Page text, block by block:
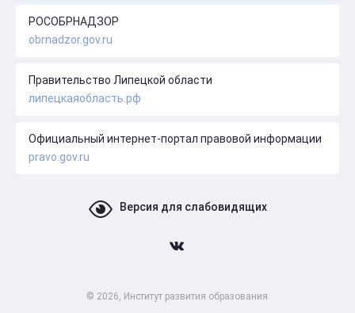
РОСОБРНАДЗОР
obrnadzor.gov.ru
Правительство Липецкой области
липецкаяобласть.рф
Официальный интернет-портал правовой информации
pravo.gov.ru
Версия для слабовидящих
© 2026, Институт развития образования